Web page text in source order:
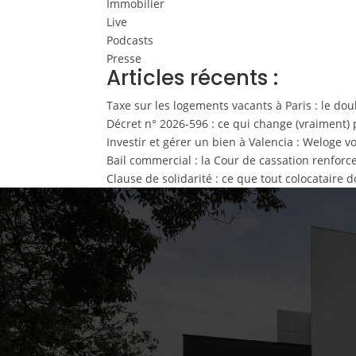
Immobilier
Live
Podcasts
Presse
Articles récents :
Taxe sur les logements vacants à Paris : le
Décret n° 2026-596 : ce qui change
Investir et gérer un bien à Valencia : Weloge
Bail commercial : la Cour de cassation
Clause de solidarité : ce que tout colocataire